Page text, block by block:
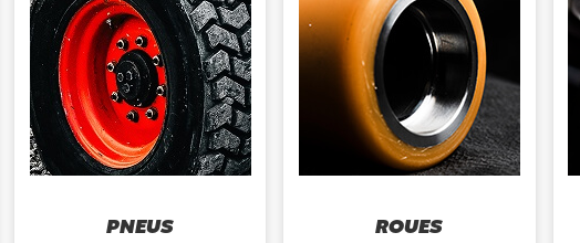
PNEUS ROUES